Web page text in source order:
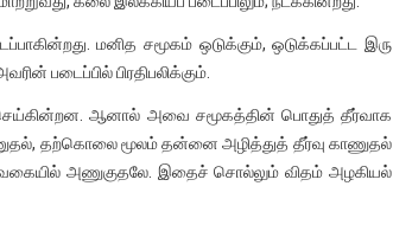
மனித சமூகம் ஒடுக்கும், ஒடுக்கப்பட்ட இரு
படைப்பில் பிரதிபலிக்கும்.
செய்கின்றன. ஆனால் அவை சமூகத்தின் பொதுத் தீர்வாக
தற்கொலை மூலம் தன்னை அழித்துத் தீர்வு காணுதல்
வகையில் அணுகுதலே. இதைச் சொல்லும் விதம் அழகியல்